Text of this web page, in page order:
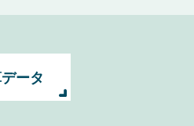
ータ